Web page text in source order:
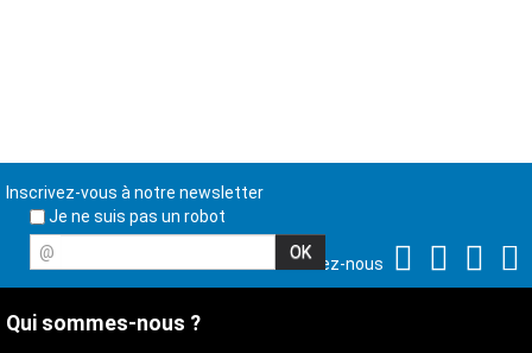
Inscrivez-vous à notre newsletter
Je ne suis pas un robot
@
Suivez-nous
Qui sommes-nous ?